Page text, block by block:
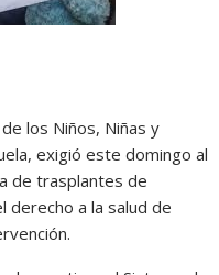
los Niños, Niñas y
exigió este domingo al
de trasplantes de
derecho a la salud de